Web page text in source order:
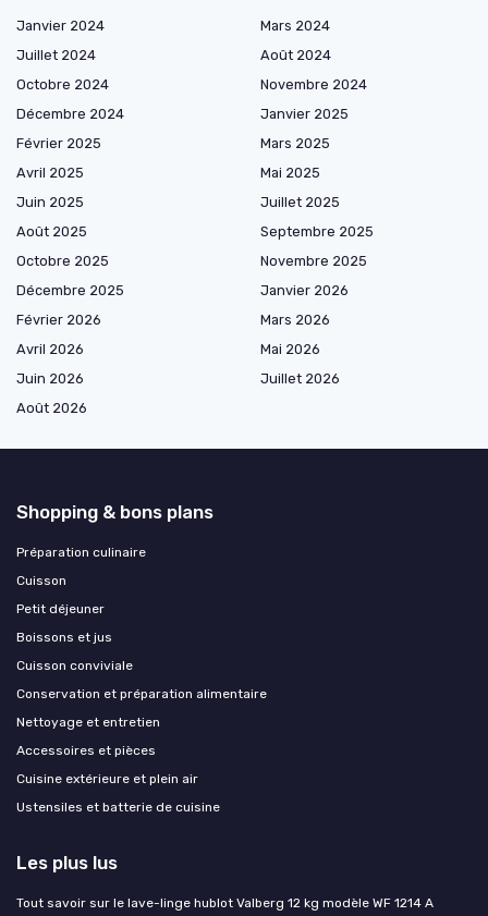
Janvier 2024
Mars 2024
Juillet 2024
Août 2024
Octobre 2024
Novembre 2024
Décembre 2024
Janvier 2025
Février 2025
Mars 2025
Avril 2025
Mai 2025
Juin 2025
Juillet 2025
Août 2025
Septembre 2025
Octobre 2025
Novembre 2025
Décembre 2025
Janvier 2026
Février 2026
Mars 2026
Avril 2026
Mai 2026
Juin 2026
Juillet 2026
Août 2026
Shopping & bons plans
Préparation culinaire
Cuisson
Petit déjeuner
Boissons et jus
Cuisson conviviale
Conservation et préparation alimentaire
Nettoyage et entretien
Accessoires et pièces
Cuisine extérieure et plein air
Ustensiles et batterie de cuisine
Les plus lus
Tout savoir sur le lave-linge hublot Valberg 12 kg modèle WF 1214 A